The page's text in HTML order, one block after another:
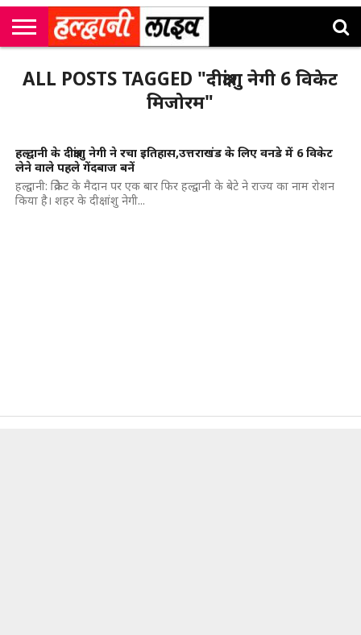
सी
एम
कॉर्नर
उत्तराखंड
न्यूज़
खेल
मनोरंजन
सम्पादकीय
जॉब
अलर्ट्स
ALL POSTS TAGGED "दीक्षांशु नेगी 6 विकेट
मिजोरम"
हल्द्वानी के दीक्षांशु नेगी ने रचा इतिहास,उत्तराखंड के लिए वनडे में 6 विकेट
लेने वाले पहले गेंदबाज बनें
हल्द्वानी: क्रिकेट के मैदान पर एक बार फिर हल्द्वानी के बेटे ने राज्य का नाम रोशन
किया है। शहर के दीक्षांशु नेगी...